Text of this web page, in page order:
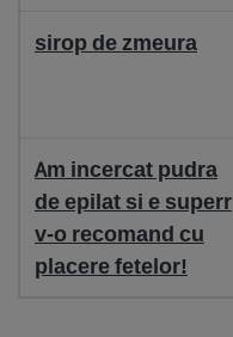
sirop de zmeura
Am incercat pudra
de epilat si e superr
v-o recomand cu
placere fetelor!